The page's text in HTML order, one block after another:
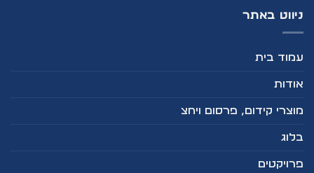
ניווט באתר
עמוד בית
אודות
מוצרי קידום, פרסום ויחצ
בלוג
פרויקטים